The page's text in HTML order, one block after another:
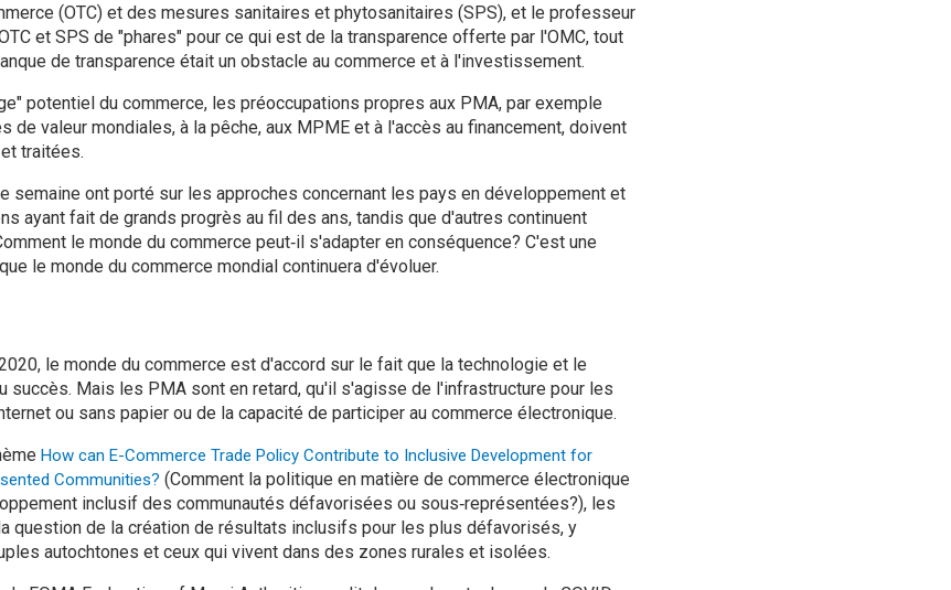
(OTC) et des mesures sanitaires et phytosanitaires (SPS), et le professeur
et SPS de "phares" pour ce qui est de la transparence offerte par l'OMC, tout
de transparence était un obstacle au commerce et à l'investissement.
potentiel du commerce, les préoccupations propres aux PMA, par exemple
de valeur mondiales, à la pêche, aux MPME et à l'accès au financement, doivent
traitées.
semaine ont porté sur les approches concernant les pays en développement et
ayant fait de grands progrès au fil des ans, tandis que d'autres continuent
le monde du commerce peut‑il s'adapter en conséquence? C'est une
le monde du commerce mondial continuera d'évoluer.
le monde du commerce est d'accord sur le fait que la technologie et le
succès. Mais les PMA sont en retard, qu'il s'agisse de l'infrastructure pour les
ou sans papier ou de la capacité de participer au commerce électronique.
How can E-Commerce Trade Policy Contribute to Inclusive Development for
Communities? (Comment la politique en matière de commerce électronique
inclusif des communautés défavorisées ou sous‑représentées?), les
question de la création de résultats inclusifs pour les plus défavorisés, y
autochtones et ceux qui vivent dans des zones rurales et isolées.